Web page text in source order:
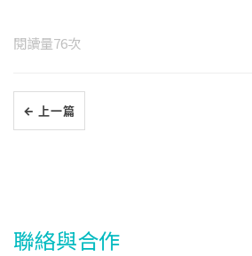
閱讀量76次
← 上一篇
聯絡與合作